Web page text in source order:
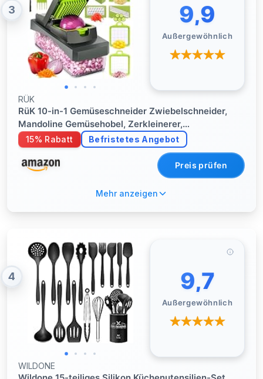
3 9,9
Außergewöhnlich
RÜK
RüK 10-in-1 Gemüseschneider Zwiebelschneider,
Mandoline Gemüsehobel, Zerkleinerer,
Obstschneider - Vegetable Chopper, ABS
15% Rabatt Befristetes Angebot
Preis prüfen
Mehr anzeigen
4 9,7
Außergewöhnlich
WILDONE